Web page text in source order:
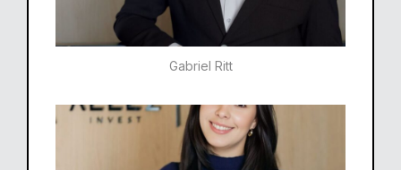
Gabriel Ritt